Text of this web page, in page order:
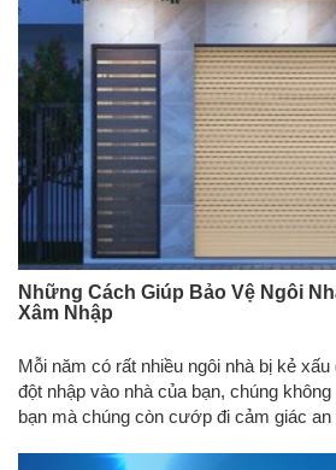
Những Cách Giúp Bảo Vệ Ngôi
Xâm Nhập
Mỗi năm có rất nhiều ngôi nhà bị kẻ
đột nhập vào nhà của bạn, chúng
bạn mà chúng còn cướp đi cảm giác an